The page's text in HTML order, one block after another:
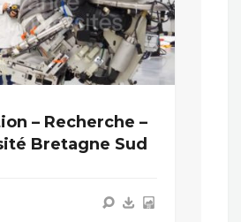
– Recherche –
Bretagne Sud